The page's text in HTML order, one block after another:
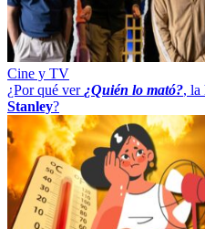
Cine y TV
¿Por qué ver ¿Quién lo mató?, la
Stanley?